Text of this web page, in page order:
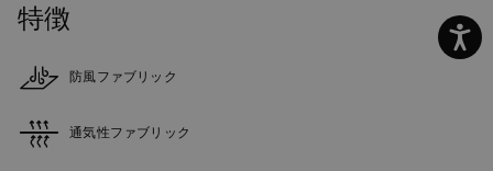
特徴
防風ファブリック
通気性ファブリック